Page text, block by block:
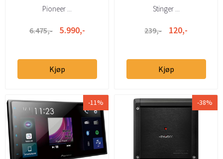
trådløs CarPlay og
Pioneer ...
6.475,- 5.990,-
Kjøp
mont" Chrome
Stinger ...
239,- 120,-
Kjøp
-11% -38%